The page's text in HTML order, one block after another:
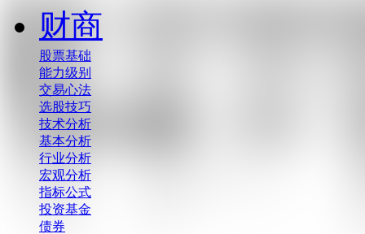
财商
股票基础
能力级别
交易心法
选股技巧
技术分析
基本分析
行业分析
宏观分析
指标公式
投资基金
债券